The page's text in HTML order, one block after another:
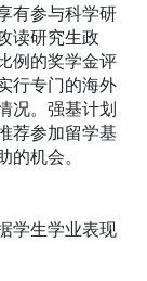
有参与科学研
读研究生政
例的奖学金评
行专门的海外
况。强基计划
荐参加留学基
机会。
学生学业表现